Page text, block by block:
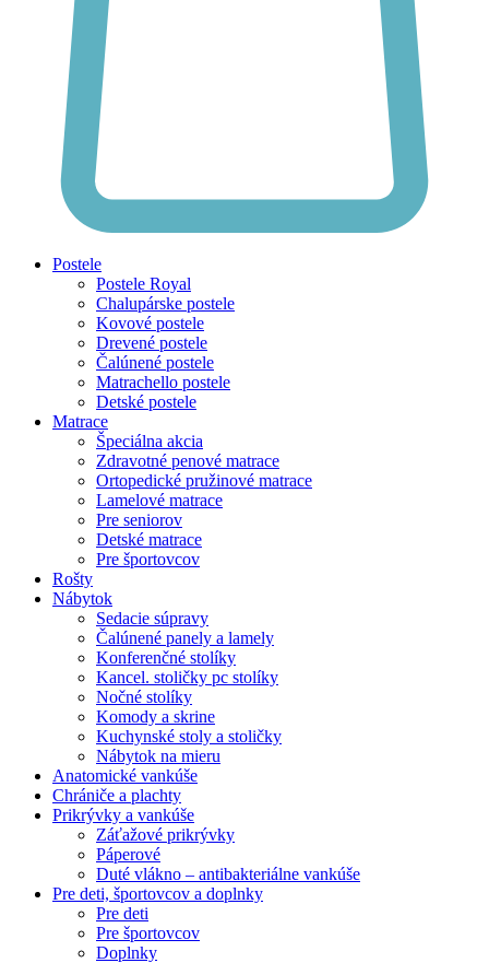
Postele
Postele Royal
Chalupárske postele
Kovové postele
Drevené postele
Čalúnené postele
Matrachello postele
Detské postele
Matrace
Špeciálna akcia
Zdravotné penové matrace
Ortopedické pružinové matrace
Lamelové matrace
Pre seniorov
Detské matrace
Pre športovcov
Rošty
Nábytok
Sedacie súpravy
Čalúnené panely a lamely
Konferenčné stolíky
Kancel. stoličky pc stolíky
Nočné stolíky
Komody a skrine
Kuchynské stoly a stoličky
Nábytok na mieru
Anatomické vankúše
Chrániče a plachty
Prikrývky a vankúše
Záťažové prikrývky
Páperové
Duté vlákno – antibakteriálne vankúše
Pre deti, športovcov a doplnky
Pre deti
Pre športovcov
Doplnky